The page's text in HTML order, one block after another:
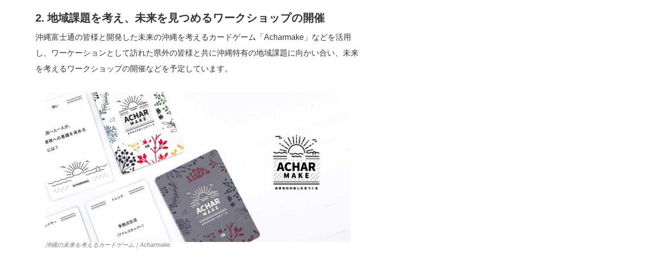
2. 地域課題を考え、未来を見つめるワークショップの開催
沖縄富士通の皆様と開発した未来の沖縄を考えるカードゲーム「Acharmake」などを活用
し、ワーケーションとして訪れた県外の皆様と共に沖縄特有の地域課題に向かい合い、未来
を考えるワークショップの開催などを予定しています。
沖縄の未来を考えるカードゲーム｜Acharmake